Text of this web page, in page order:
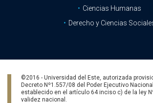
Ciencias Humanas
Derecho y Ciencias
©2016 - Universidad del Este, autorizada
Decreto Nº1.557/08 del Poder Ejecutivo
establecido en el artículo 64 inciso c) de la ley
validez nacional.